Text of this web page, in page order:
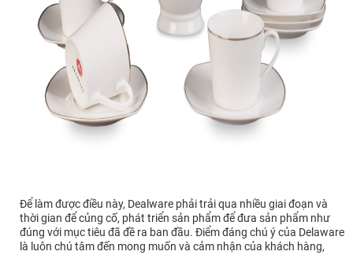
Để làm được điều này, Dealware phải trải qua nhiều giai đoạn và
thời gian để củng cố, phát triển sản phẩm để đưa sản phẩm như
đúng với mục tiêu đã đề ra ban đầu. Điểm đáng chú ý của Delaware
là luôn chú tâm đến mong muốn và cảm nhận của khách hàng,